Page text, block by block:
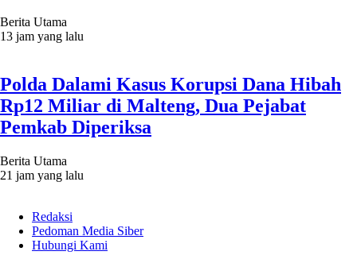
Berita Utama
13 jam yang lalu
Polda Dalami Kasus Korupsi Dana Hibah
Rp12 Miliar di Malteng, Dua Pejabat
Pemkab Diperiksa
Berita Utama
21 jam yang lalu
Redaksi
Pedoman Media Siber
Hubungi Kami